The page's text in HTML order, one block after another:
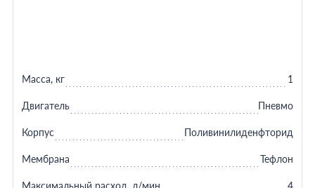
Масса, кг 1
Двигатель Пневмо
Корпус Поливинилиденфторид
Мембрана Тефлон
Максимальный расход, л/мин 4